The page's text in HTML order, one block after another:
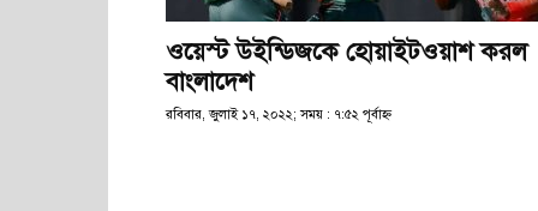
ওয়েস্ট উইন্ডিজকে হোয়াইটওয়াশ করল
বাংলাদেশ
রবিবার, জুলাই ১৭, ২০২২; সময় : ৭:৫২ পূর্বাহ্ণ